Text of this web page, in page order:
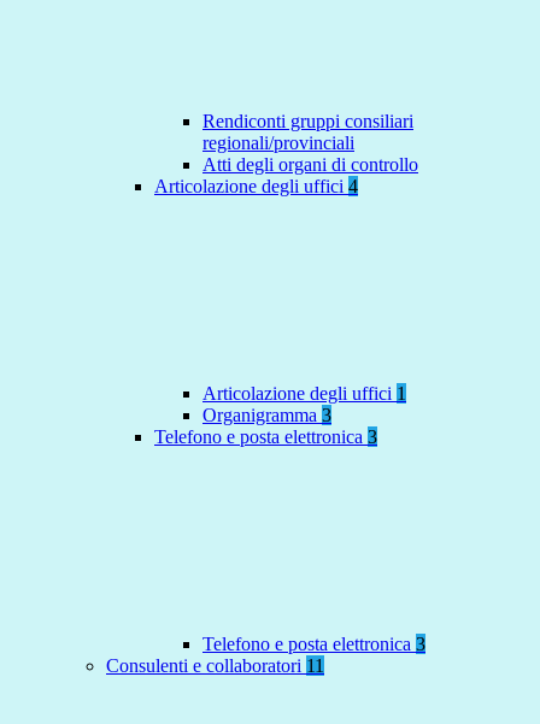
Rendiconti gruppi consiliari
regionali/provinciali
Atti degli organi di controllo
Articolazione degli uffici 4
Articolazione degli uffici 1
Organigramma 3
Telefono e posta elettronica 3
Telefono e posta elettronica 3
Consulenti e collaboratori 11